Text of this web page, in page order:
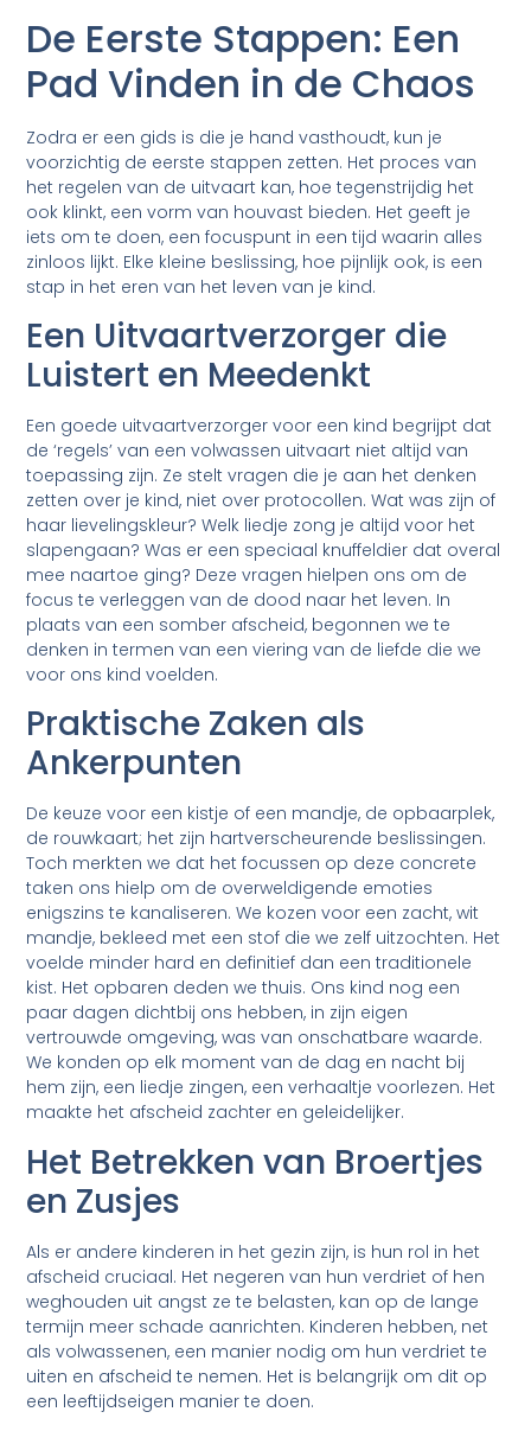
De Eerste Stappen: Een
Pad Vinden in de Chaos
Zodra er een gids is die je hand vasthoudt, kun je
voorzichtig de eerste stappen zetten. Het proces van
het regelen van de uitvaart kan, hoe tegenstrijdig het
ook klinkt, een vorm van houvast bieden. Het geeft je
iets om te doen, een focuspunt in een tijd waarin alles
zinloos lijkt. Elke kleine beslissing, hoe pijnlijk ook, is een
stap in het eren van het leven van je kind.
Een Uitvaartverzorger die
Luistert en Meedenkt
Een goede uitvaartverzorger voor een kind begrijpt dat
de ‘regels’ van een volwassen uitvaart niet altijd van
toepassing zijn. Ze stelt vragen die je aan het denken
zetten over je kind, niet over protocollen. Wat was zijn of
haar lievelingskleur? Welk liedje zong je altijd voor het
slapengaan? Was er een speciaal knuffeldier dat overal
mee naartoe ging? Deze vragen hielpen ons om de
focus te verleggen van de dood naar het leven. In
plaats van een somber afscheid, begonnen we te
denken in termen van een viering van de liefde die we
voor ons kind voelden.
Praktische Zaken als
Ankerpunten
De keuze voor een kistje of een mandje, de opbaarplek,
de rouwkaart; het zijn hartverscheurende beslissingen.
Toch merkten we dat het focussen op deze concrete
taken ons hielp om de overweldigende emoties
enigszins te kanaliseren. We kozen voor een zacht, wit
mandje, bekleed met een stof die we zelf uitzochten. Het
voelde minder hard en definitief dan een traditionele
kist. Het opbaren deden we thuis. Ons kind nog een
paar dagen dichtbij ons hebben, in zijn eigen
vertrouwde omgeving, was van onschatbare waarde.
We konden op elk moment van de dag en nacht bij
hem zijn, een liedje zingen, een verhaaltje voorlezen. Het
maakte het afscheid zachter en geleidelijker.
Het Betrekken van Broertjes
en Zusjes
Als er andere kinderen in het gezin zijn, is hun rol in het
afscheid cruciaal. Het negeren van hun verdriet of hen
weghouden uit angst ze te belasten, kan op de lange
termijn meer schade aanrichten. Kinderen hebben, net
als volwassenen, een manier nodig om hun verdriet te
uiten en afscheid te nemen. Het is belangrijk om dit op
een leeftijdseigen manier te doen.